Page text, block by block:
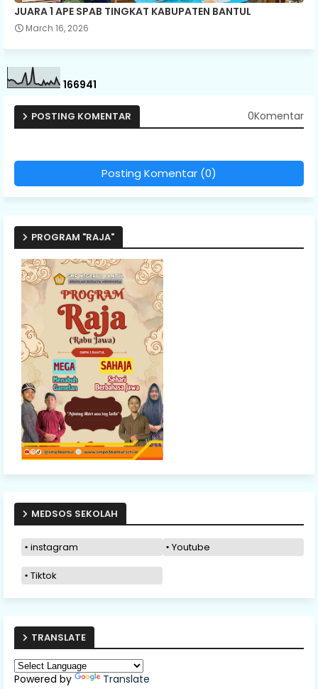
JUARA 1 APE SPAB TINGKAT KABUPATEN BANTUL
March 16, 2026
166941
POSTING KOMENTAR 0Komentar
Posting Komentar (0)
PROGRAM "RAJA"
MEDSOS SEKOLAH
instagram Youtube
Tiktok
TRANSLATE
Powered by Translate